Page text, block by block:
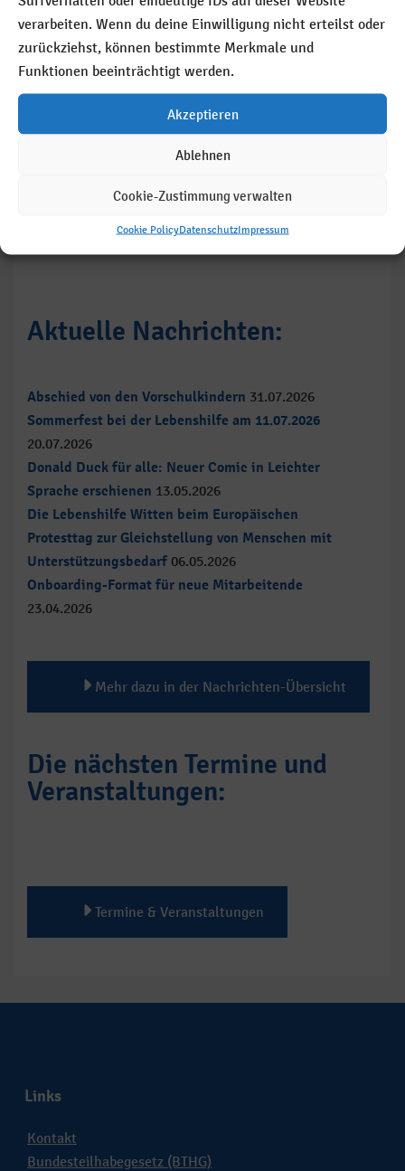
verarbeiten. Wenn du deine Einwilligung nicht erteilst oder
zurückziehst, können bestimmte Merkmale und
Funktionen beeinträchtigt werden.
Akzeptieren
Ablehnen
Cookie-Zustimmung verwalten
Cookie PolicyDatenschutzImpressum
Zuverlässigkeit sind die Basis für eine langjährige
Zusammenarbeit mit unseren Kunden.
Aktuelle Nachrichten:
Abschied von den Vorschulkindern 31.07.2026
Sommerfest bei der Lebenshilfe am 11.07.2026
20.07.2026
Donald Duck für alle: Neuer Comic in Leichter
Sprache erschienen 13.05.2026
Die Lebenshilfe Witten beim Europäischen
Protesttag zur Gleichstellung von Menschen mit
Unterstützungsbedarf 06.05.2026
Onboarding-Format für neue Mitarbeitende
23.04.2026
Mehr dazu in der Nachrichten-Übersicht
Die nächsten Termine und
Veranstaltungen:
Termine & Veranstaltungen
Links
Kontakt
Bundesteilhabegesetz (BTHG)